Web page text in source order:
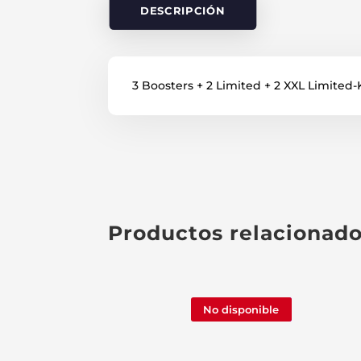
DESCRIPCIÓN
3 Boosters + 2 Limited + 2 XXL
Productos
Nuevo
No disponible